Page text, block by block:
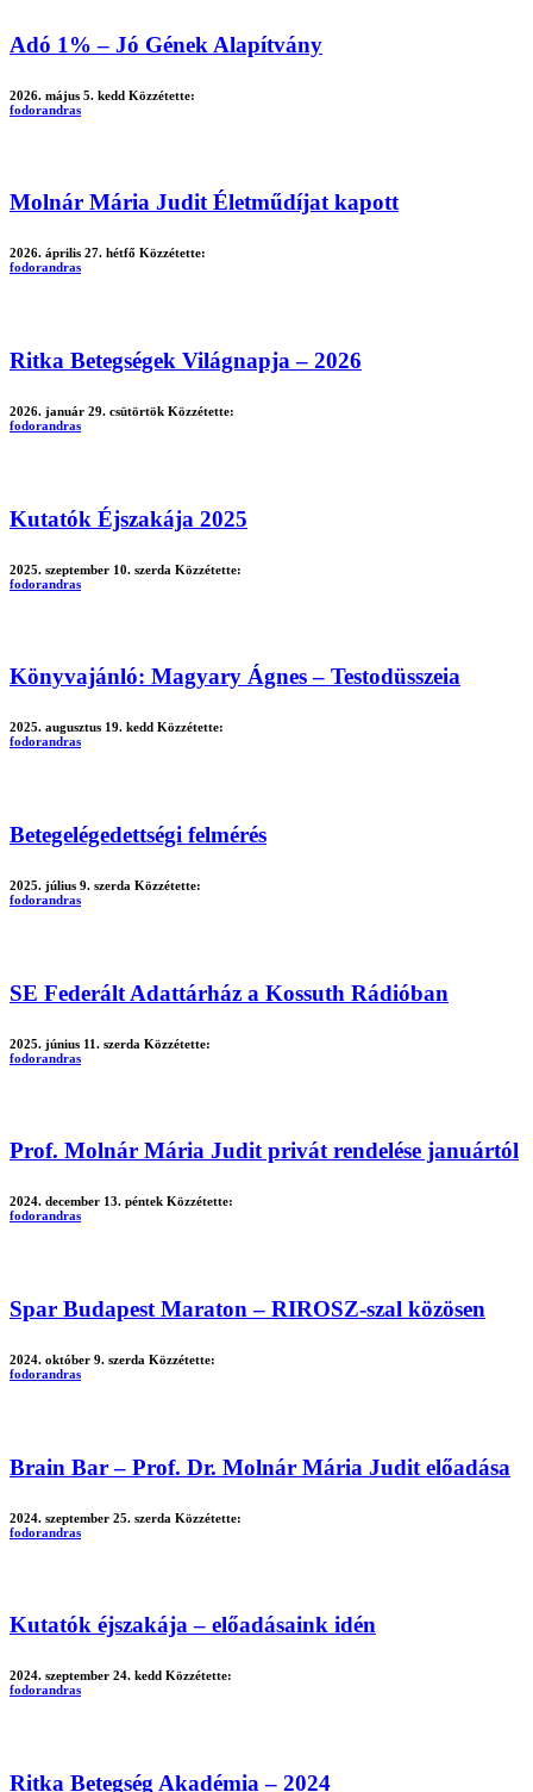
Adó 1% – Jó Gének Alapítvány
2026. május 5. kedd Közzétette:
fodorandras
Molnár Mária Judit Életműdíjat kapott
2026. április 27. hétfő Közzétette:
fodorandras
Ritka Betegségek Világnapja – 2026
2026. január 29. csütörtök Közzétette:
fodorandras
Kutatók Éjszakája 2025
2025. szeptember 10. szerda Közzétette:
fodorandras
Könyvajánló: Magyary Ágnes – Testodüsszeia
2025. augusztus 19. kedd Közzétette:
fodorandras
Betegelégedettségi felmérés
2025. július 9. szerda Közzétette:
fodorandras
SE Federált Adattárház a Kossuth Rádióban
2025. június 11. szerda Közzétette:
fodorandras
Prof. Molnár Mária Judit privát rendelése januártól
2024. december 13. péntek Közzétette:
fodorandras
Spar Budapest Maraton – RIROSZ-szal közösen
2024. október 9. szerda Közzétette:
fodorandras
Brain Bar – Prof. Dr. Molnár Mária Judit előadása
2024. szeptember 25. szerda Közzétette:
fodorandras
Kutatók éjszakája – előadásaink idén
2024. szeptember 24. kedd Közzétette:
fodorandras
Ritka Betegség Akadémia – 2024